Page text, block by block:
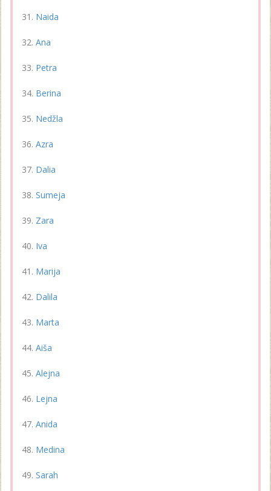
Naida
Ana
Petra
Berina
Nedžla
Azra
Dalia
Sumeja
Zara
Iva
Marija
Dalila
Marta
Aiša
Alejna
Lejna
Anida
Medina
Sarah